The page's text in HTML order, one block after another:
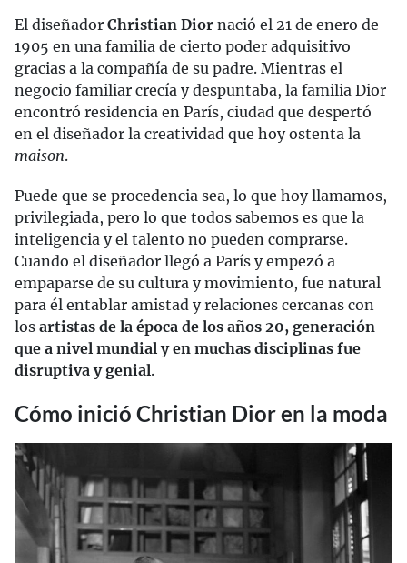
El diseñador Christian Dior nació el 21 de enero de
1905 en una familia de cierto poder adquisitivo
gracias a la compañía de su padre. Mientras el
negocio familiar crecía y despuntaba, la familia Dior
encontró residencia en París, ciudad que despertó
en el diseñador la creatividad que hoy ostenta la
maison.
Puede que se procedencia sea, lo que hoy llamamos,
privilegiada, pero lo que todos sabemos es que la
inteligencia y el talento no pueden comprarse.
Cuando el diseñador llegó a París y empezó a
empaparse de su cultura y movimiento, fue natural
para él entablar amistad y relaciones cercanas con
los artistas de la época de los años 20, generación
que a nivel mundial y en muchas disciplinas fue
disruptiva y genial.
Cómo inició Christian Dior en la moda